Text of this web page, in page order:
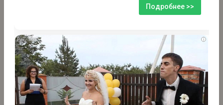
Подробнее >>
i